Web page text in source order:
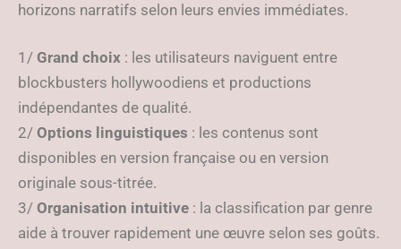
horizons narratifs selon leurs envies immédiates.
1/ Grand choix : les utilisateurs naviguent entre
blockbusters hollywoodiens et productions
indépendantes de qualité.
2/ Options linguistiques : les contenus sont
disponibles en version française ou en version
originale sous-titrée.
3/ Organisation intuitive : la classification par genre
aide à trouver rapidement une œuvre selon ses goûts.